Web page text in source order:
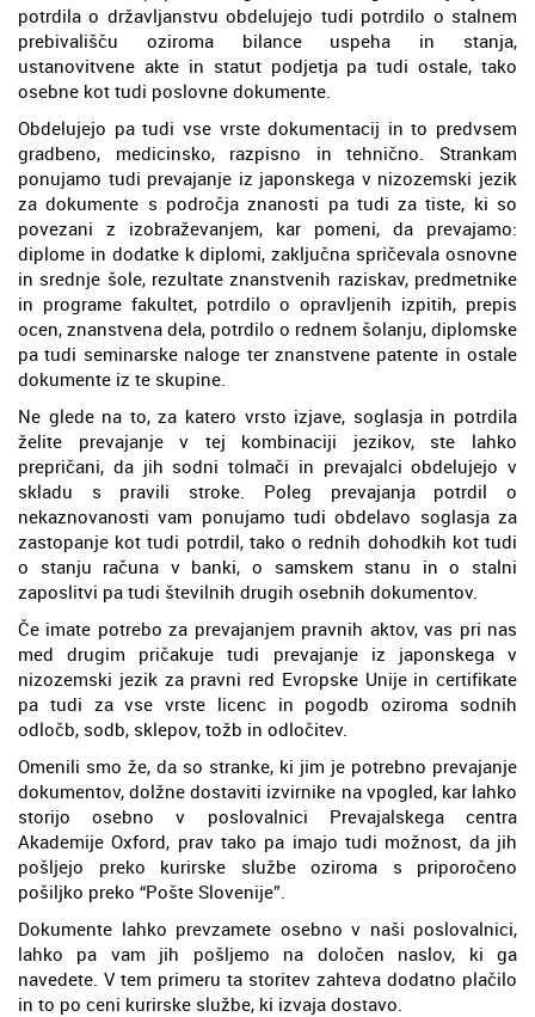
potrdila o državljanstvu obdelujejo tudi potrdilo o stalnem
prebivališču oziroma bilance uspeha in stanja,
ustanovitvene akte in statut podjetja pa tudi ostale, tako
osebne kot tudi poslovne dokumente.
Obdelujejo pa tudi vse vrste dokumentacij in to predvsem
gradbeno, medicinsko, razpisno in tehnično. Strankam
ponujamo tudi prevajanje iz japonskega v nizozemski jezik
za dokumente s področja znanosti pa tudi za tiste, ki so
povezani z izobraževanjem, kar pomeni, da prevajamo:
diplome in dodatke k diplomi, zaključna spričevala osnovne
in srednje šole, rezultate znanstvenih raziskav, predmetnike
in programe fakultet, potrdilo o opravljenih izpitih, prepis
ocen, znanstvena dela, potrdilo o rednem šolanju, diplomske
pa tudi seminarske naloge ter znanstvene patente in ostale
dokumente iz te skupine.
Ne glede na to, za katero vrsto izjave, soglasja in potrdila
želite prevajanje v tej kombinaciji jezikov, ste lahko
prepričani, da jih sodni tolmači in prevajalci obdelujejo v
skladu s pravili stroke. Poleg prevajanja potrdil o
nekaznovanosti vam ponujamo tudi obdelavo soglasja za
zastopanje kot tudi potrdil, tako o rednih dohodkih kot tudi
o stanju računa v banki, o samskem stanu in o stalni
zaposlitvi pa tudi številnih drugih osebnih dokumentov.
Če imate potrebo za prevajanjem pravnih aktov, vas pri nas
med drugim pričakuje tudi prevajanje iz japonskega v
nizozemski jezik za pravni red Evropske Unije in certifikate
pa tudi za vse vrste licenc in pogodb oziroma sodnih
odločb, sodb, sklepov, tožb in odločitev.
Omenili smo že, da so stranke, ki jim je potrebno prevajanje
dokumentov, dolžne dostaviti izvirnike na vpogled, kar lahko
storijo osebno v poslovalnici Prevajalskega centra
Akademije Oxford, prav tako pa imajo tudi možnost, da jih
pošljejo preko kurirske službe oziroma s priporočeno
pošiljko preko “Pošte Slovenije”.
Dokumente lahko prevzamete osebno v naši poslovalnici,
lahko pa vam jih pošljemo na določen naslov, ki ga
navedete. V tem primeru ta storitev zahteva dodatno plačilo
in to po ceni kurirske službe, ki izvaja dostavo.